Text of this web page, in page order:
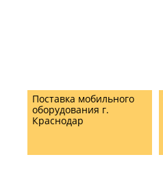
Поставка мобильного
оборудования г.
Краснодар